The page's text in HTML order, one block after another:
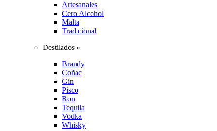
Artesanales
Cero Alcohol
Malta
Tradicional
Destilados »
Brandy
Coñac
Gin
Pisco
Ron
Tequila
Vodka
Whisky